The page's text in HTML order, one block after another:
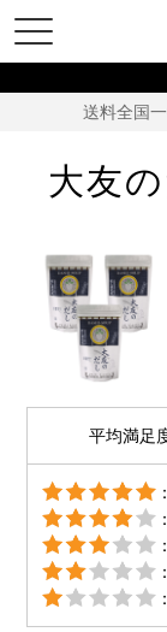
送料全国
大友
平均満足